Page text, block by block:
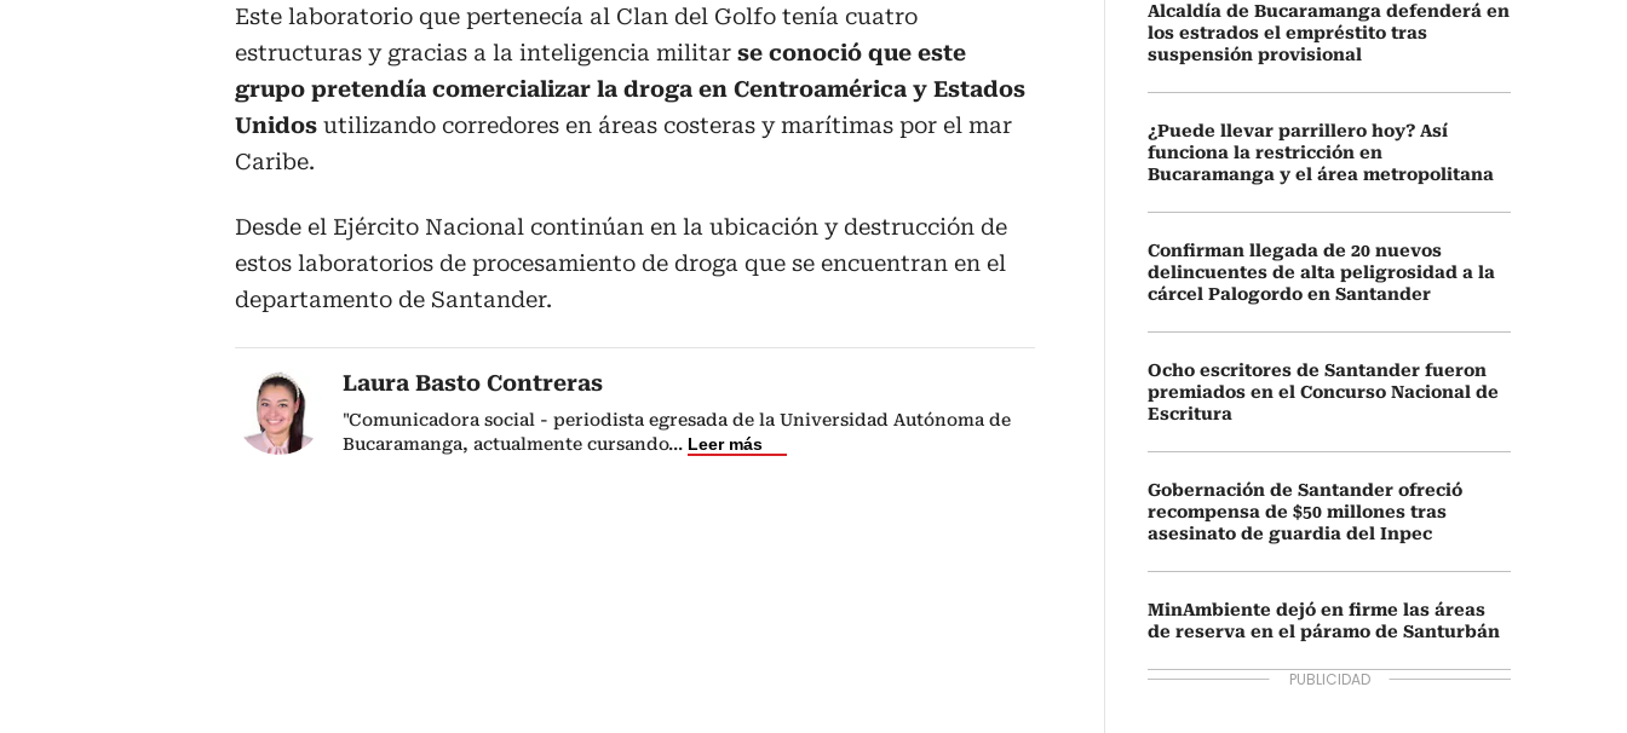
Este laboratorio que pertenecía al Clan del Golfo tenía cuatro
estructuras y gracias a la inteligencia militar se conoció que este
grupo pretendía comercializar la droga en Centroamérica y Estados
Unidos utilizando corredores en áreas costeras y marítimas por el mar
Caribe.
Desde el Ejército Nacional continúan en la ubicación y destrucción de
estos laboratorios de procesamiento de droga que se encuentran en el
departamento de Santander.
Laura Basto Contreras
"Comunicadora social - periodista egresada de la Universidad Autónoma de
Bucaramanga, actualmente cursando... Leer más
Alcaldía de Bucaramanga defenderá en
los estrados el empréstito tras
suspensión provisional
¿Puede llevar parrillero hoy? Así
funciona la restricción en
Bucaramanga y el área metropolitana
Confirman llegada de 20 nuevos
delincuentes de alta peligrosidad a la
cárcel Palogordo en Santander
Ocho escritores de Santander fueron
premiados en el Concurso Nacional de
Escritura
Gobernación de Santander ofreció
recompensa de $50 millones tras
asesinato de guardia del Inpec
MinAmbiente dejó en firme las áreas
de reserva en el páramo de Santurbán